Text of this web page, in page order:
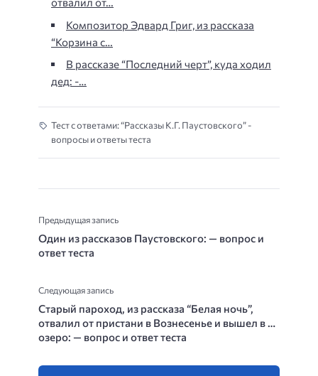
Композитор Эдвард Григ, из рассказа
“Корзина с…
В рассказе “Последний черт”, куда ходил
дед: -…
Тест с ответами: “Рассказы К.Г. Паустовского” -
вопросы и ответы теста
Предыдущая запись
Один из рассказов Паустовского: — вопрос и
ответ теста
Следующая запись
Старый пароход, из рассказа “Белая ночь”,
отвалил от пристани в Вознесенье и вышел в …
озеро: — вопрос и ответ теста